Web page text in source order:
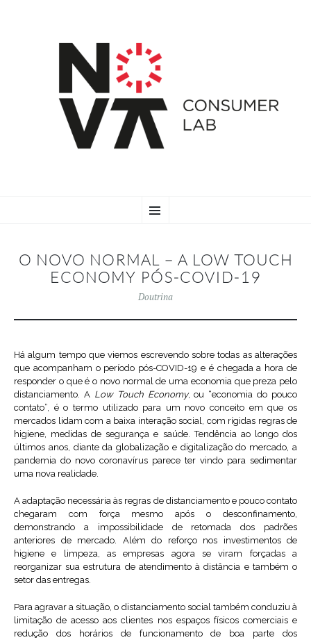
TO
O NOVO NORMAL – A LOW TOUCH
ECONOMY PÓS-COVID-19
Doutrina
Há algum tempo que viemos escrevendo sobre todas as alterações
que acompanham o período pós-COVID-19 e é chegada a hora de
responder o que é o novo normal de uma economia que preza pelo
distanciamento. A Low Touch Economy, ou “economia do pouco
contato”, é o termo utilizado para um novo conceito em que os
mercados lidam com a baixa interação social, com rígidas regras de
higiene, medidas de segurança e saúde. Tendência ao longo dos
últimos anos, diante da globalização e digitalização do mercado, a
pandemia do novo coronavírus parece ter vindo para sedimentar
uma nova realidade.
A adaptação necessária às regras de distanciamento e pouco contato
chegaram com força mesmo após o desconfinamento,
demonstrando a impossibilidade de retomada dos padrões
anteriores de mercado. Além do reforço nos investimentos de
higiene e limpeza, as empresas agora se viram forçadas a
reorganizar sua estrutura de atendimento à distância e também o
setor das entregas.
Para agravar a situação, o distanciamento social também conduziu à
limitação de acesso aos clientes nos espaços físicos comerciais e
redução dos horários de funcionamento de boa parte dos